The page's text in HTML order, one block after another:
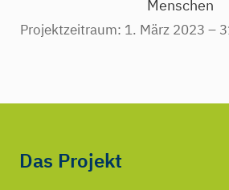
Menschen
Projektzeitraum: 1. März 2023 –
Das Projekt